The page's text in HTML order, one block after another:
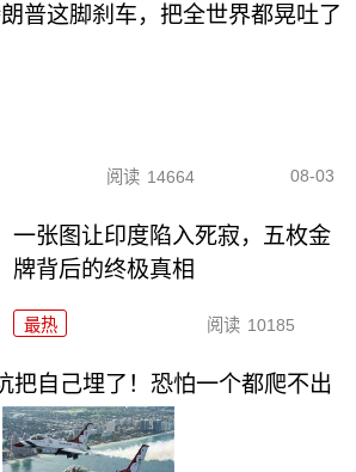
普这脚刹车，把全世界都晃吐了
阅读 14664 08-03
一张图让印度陷入死寂，五枚金
牌背后的终极真相
最热 阅读 10185
把自己埋了！恐怕一个都爬不出